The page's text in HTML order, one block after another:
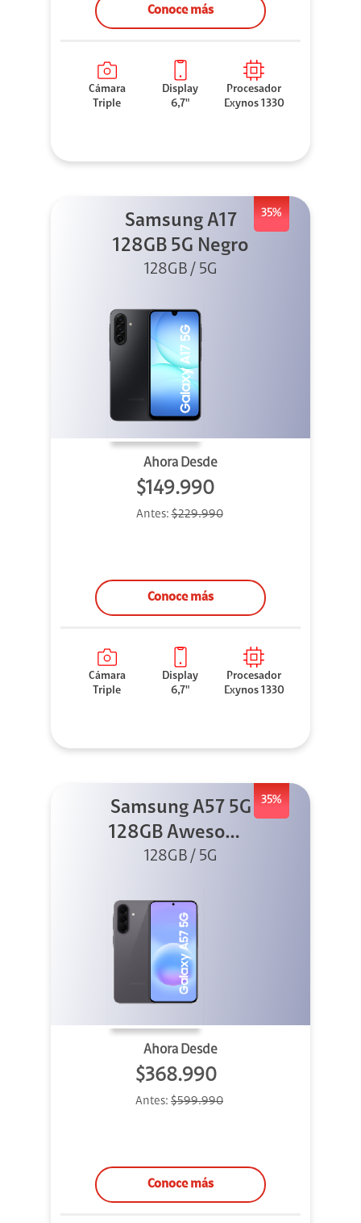
Conoce más
Cámara
Triple
Display
6,7"
Procesador
Exynos 1330
35%
Samsung A17
128GB 5G Negro
128GB / 5G
Ahora Desde
$149.990
Antes:$229.990
Conoce más
Cámara
Triple
Display
6,7"
Procesador
Exynos 1330
35%
Samsung A57 5G
128GB Awesome
Gray
128GB / 5G
Ahora Desde
$368.990
Antes: $599.990
Conoce más